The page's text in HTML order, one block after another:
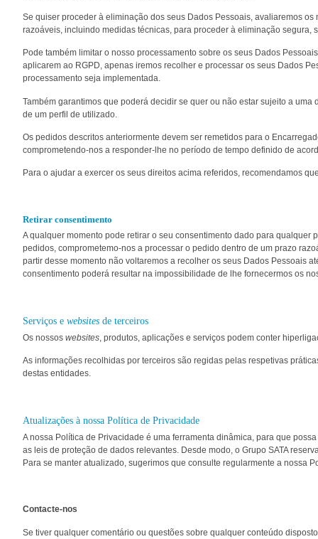
Se quiser proceder à eliminação dos seus Dados Pessoais, avaliaremos
razoáveis, incluindo medidas técnicas, para proceder à eliminação segura,
Pode também limitar o nosso processamento sobre os seus Dados
aplicarem ao RGPD, apenas iremos recolher e processar os seus Dados
processamento seja implementada.
Também garantimos que poderá decidir se quer ou não estar sujeito a
de um perfil de utilizado.
Os pedidos descritos anteriormente devem ser remetidos para o
comprometendo-nos a responder-lhe no período de tempo definido de
Para o ajudar a exercer os seus direitos acima referidos, recomendamos
Retirar consentimento
A qualquer momento pode retirar o seu consentimento dado para
pedidos, comprometemo-nos a processar o pedido dentro de um prazo
partir desse momento não voltaremos a recolher os seus Dados Pessoais
consentimento poderá resultar na impossibilidade de lhe fornecermos os
Serviços e websites de terceiros
Os nossos websites, produtos, aplicações e serviços podem conter
As informações recolhidas por terceiros são regidas pelas respetivas
destas entidades.
Atualizações à nossa Política de Privacidade
A nossa Política de Privacidade é uma ferramenta dinâmica, para que
as leis de proteção de dados relevantes. Desde modo, o Grupo SATA
Para se manter atualizado, sugerimos que consulte regularmente a nossa
Contacte-nos
Se tiver qualquer comentário ou questões sobre qualquer conteúdo